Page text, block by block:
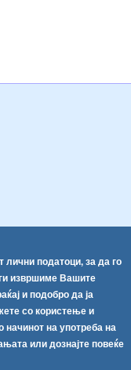
податоци, за да го
извршиме Вашите
и подобро да ја
со користење и
начинот на употреба на
или дознајте повеќе